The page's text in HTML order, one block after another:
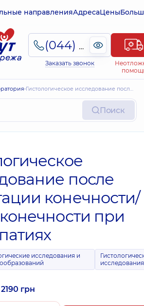
направленияАдресаЦены
(044) 495-2-888
Заказать звонок
Гистологическое исследование после Ампутации конечности/ части конечности при ангиопатиях
Поиск
после
конечности/
при
исследования и
исследования
грн